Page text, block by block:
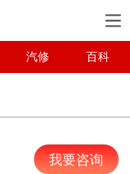
汽修 百科
我要咨询